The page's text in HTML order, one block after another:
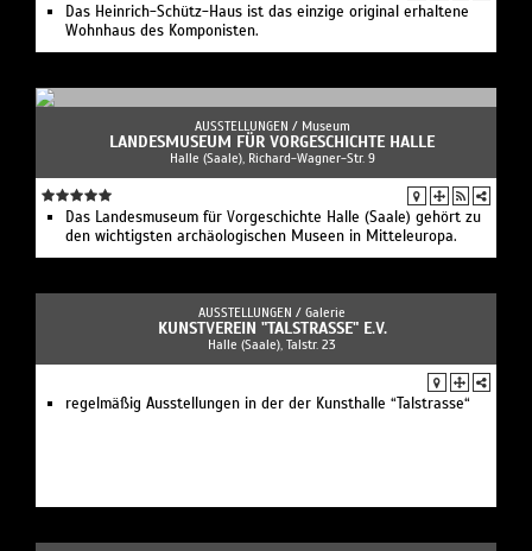
Das Heinrich-Schütz-Haus ist das einzige original erhaltene
Wohnhaus des Komponisten.
AUSSTELLUNGEN / Museum
LANDESMUSEUM FÜR VORGESCHICHTE HALLE
Halle (Saale), Richard-Wagner-Str. 9
Das Landesmuseum für Vorgeschichte Halle (Saale) gehört zu
den wichtigsten archäologischen Museen in Mitteleuropa.
AUSSTELLUNGEN / Galerie
KUNSTVEREIN "TALSTRASSE" E.V.
Halle (Saale), Talstr. 23
regelmäßig Ausstellungen in der der Kunsthalle “Talstrasse“